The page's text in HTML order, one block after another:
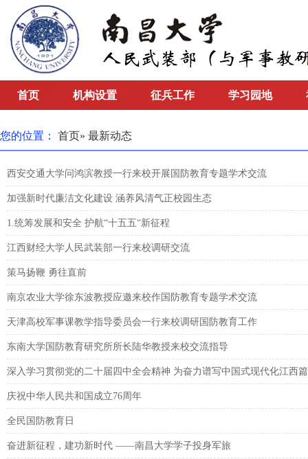
首页 机构设置 征兵工作 学习园地
您的位置： 首页» 最新动态
西安交通大学问鸿滨教授一行来校开展国防教育专题学术交流
加强新时代廉洁文化建设 涵养风清气正校园生态
1.统筹发展和安全 护航“十五五“新征程
江西财经大学人民武装部一行来校调研交流
策马扬鞭 勇往直前
南京农业大学徐东波教授应邀来校作国防教育专题学术交流
天津高校军事课教学指导委员会一行来校调研国防教育工作
东南大学国防教育研究所所长陆华教授来校交流指导
深入学习贯彻党的二十届四中全会精神 为奋力谱写中国式现代化江西
庆祝中华人民共和国成立76周年
全民国防教育日
奋进新征程，建功新时代 ——南昌大学学子投身军旅